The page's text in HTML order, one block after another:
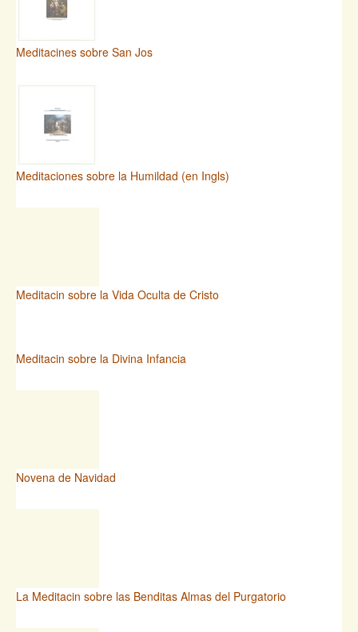
Meditacines sobre San Jos
Meditaciones sobre la Humildad (en Ingls)
Meditacin sobre la Vida Oculta de Cristo
Meditacin sobre la Divina Infancia
Novena de Navidad
La Meditacin sobre las Benditas Almas del Purgatorio